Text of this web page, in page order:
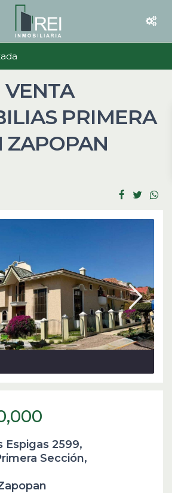
VENTA
PRIMERA
ZAPOPAN
Espigas 2599,
Sección,